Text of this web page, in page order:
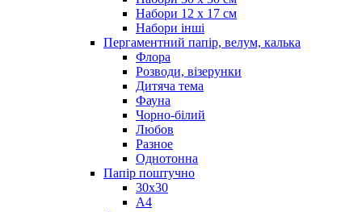
Набори 12 х 17 см
Набори інші
Пергаментний папір, велум, калька
Флора
Розводи, візерунки
Дитяча тема
Фауна
Чорно-білий
Любов
Разное
Однотонна
Папір поштучно
30х30
А4